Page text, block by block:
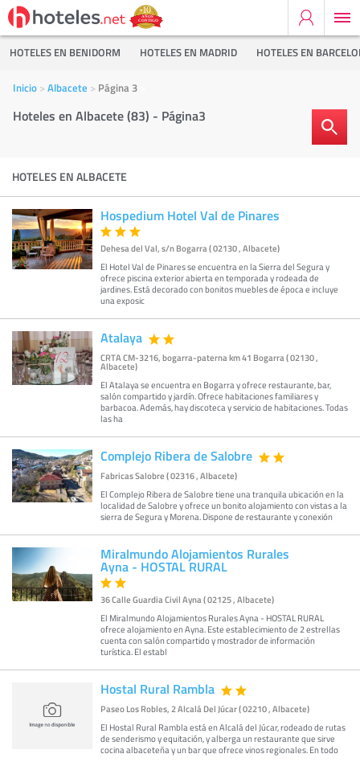
HOTELES EN BENIDORM HOTELES EN MADRID HOTELES EN
Inicio Albacete Página 3
Hoteles en Albacete (83) - Página3
HOTELES EN ALBACETE
Hospedium Hotel Val de Pinares
Dehesa del Val, s/n Bogarra ( 02130 , Albacete)
El Hotel Val de Pinares se encuentra en la Sierra del Segura y
ofrece piscina exterior abierta en temporada y rodeada de
jardines. Está decorado con bonitos muebles de época e incluye
una exposic
Atalaya
CRTA CM-3216, bogarra-paterna km 41 Bogarra ( 02130 ,
Albacete)
El Atalaya se encuentra en Bogarra y ofrece restaurante, bar,
salón compartido y jardín. Ofrece habitaciones familiares y
barbacoa. Además, hay discoteca y servicio de habitaciones. Todas
las ha
Complejo Ribera de Salobre
Fabricas Salobre ( 02316 , Albacete)
El Complejo Ribera de Salobre tiene una tranquila ubicación en la
localidad de Salobre y ofrece un bonito alojamiento con vistas a la
sierra de Segura y Morena. Dispone de restaurante y conexión
Miralmundo Alojamientos Rurales
Ayna - HOSTAL RURAL
36 Calle Guardia Civil Ayna ( 02125 , Albacete)
El Miralmundo Alojamientos Rurales Ayna - HOSTAL RURAL
ofrece alojamiento en Ayna. Este establecimiento de 2 estrellas
cuenta con salón compartido y mostrador de información
turística. El establ
Hostal Rural Rambla
Paseo Los Robles, 2 Alcalá Del Júcar ( 02210 , Albacete)
El Hostal Rural Rambla está en Alcalá del Júcar, rodeado de rutas
de senderismo y equitación, y alberga un restaurante que sirve
cocina albaceteña y un bar que ofrece vinos regionales. En todo